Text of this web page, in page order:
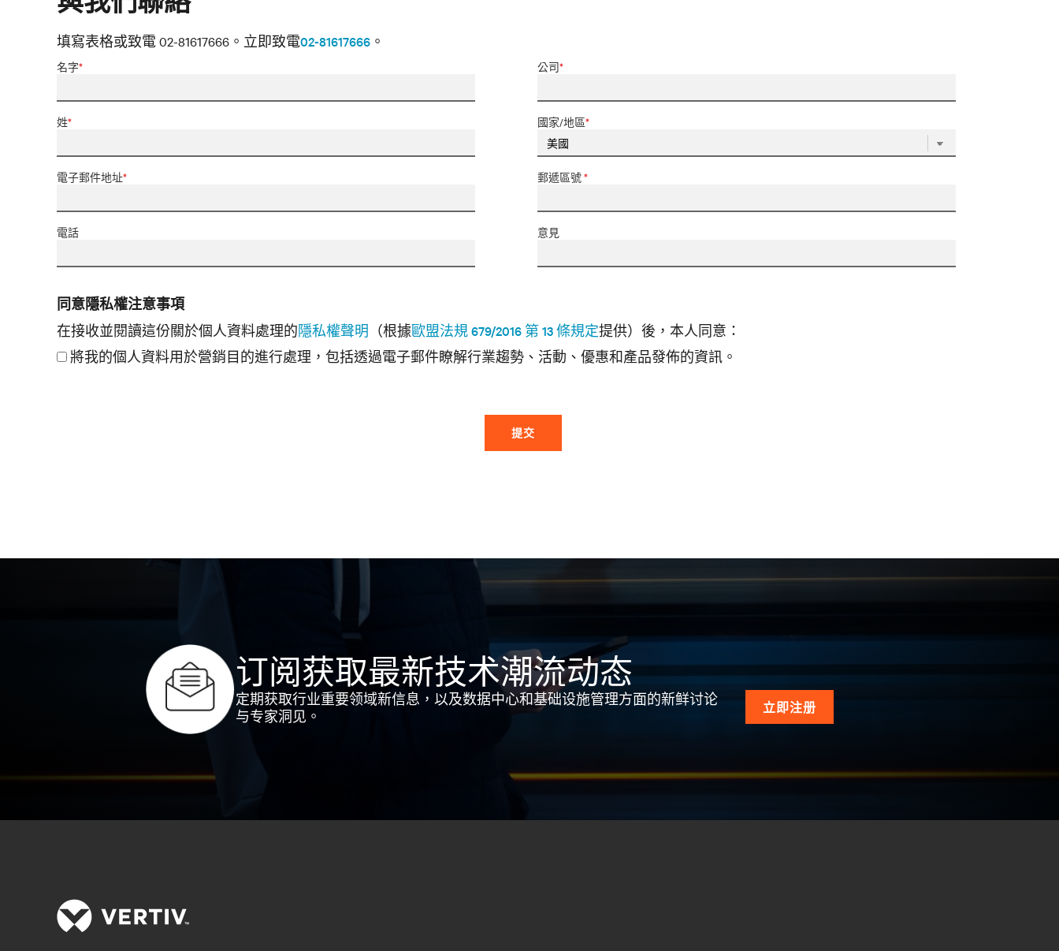
填寫表格或致電 02-81617666。 立即致電02-81617666 。
名字*
姓*
電子郵件地址*
電話
公司*
國家/地區*
郵遞區號*
意見
同意隱私權注意事項
在接收並閱讀這份關於個人資料處理的隱私權聲明 （根據歐盟法規 679/2016 第 13 條規定提供）後，本人同意：
將我的個人資料用於營銷目的進行處理，包括透過電子郵件瞭解行業趨勢、活動、優惠和產品發佈的資訊。
提交
订阅获取最新技术潮流动态
定期获取行业重要领域新信息，以及数据中心和基础设施管理方面的新鲜讨论
与专家洞见。
立即注册